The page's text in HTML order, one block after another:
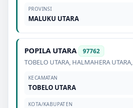
PROVINSI
MALUKU UTARA
POPILA UTARA 97762
TOBELO UTARA, HALMAHERA UTARA,
KECAMATAN
TOBELO UTARA
KOTA/KABUPATEN